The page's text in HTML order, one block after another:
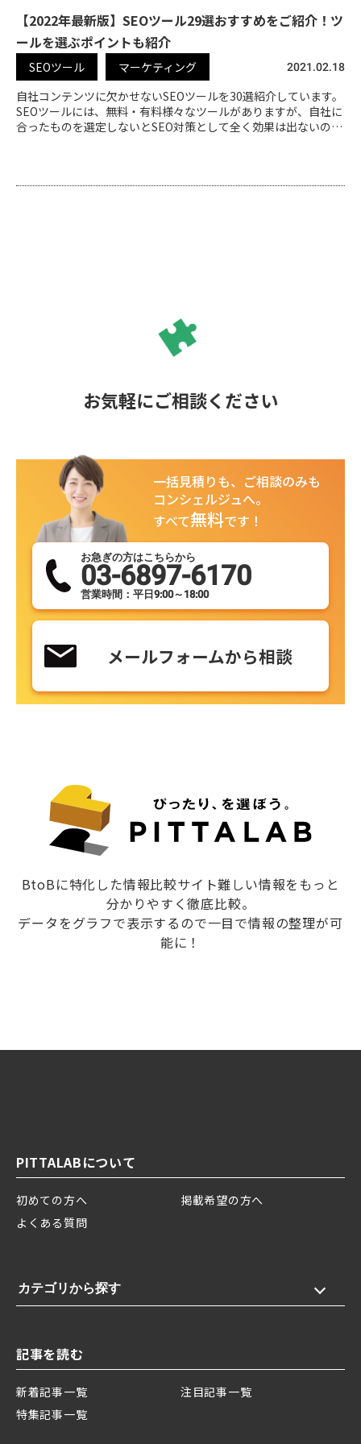
【2022年最新版】SEOツール29選おすすめをご紹介！ツ
ールを選ぶポイントも紹介
SEOツール マーケティング 2021.02.18
自社コンテンツに欠かせないSEOツールを30選紹介しています。
SEOツールには、無料・有料様々なツールがありますが、自社に
合ったものを選定しないとSEO対策として全く効果は出ないの
お気軽にご相談ください
一括見積りも、ご相談のみも
コンシェルジュへ。
すべて無料です！
お急ぎの方はこちらから
03-6897-6170
営業時間：平日9:00～18:00
メールフォームから相談
BtoBに特化した情報比較サイト難しい情報をもっと
分かりやすく徹底比較。
データをグラフで表示するので一目で情報の整理が可
能に！
PITTALABについて
初めての方へ
掲載希望の方へ
よくある質問
カテゴリから探す
記事を読む
新着記事一覧
注目記事一覧
特集記事一覧